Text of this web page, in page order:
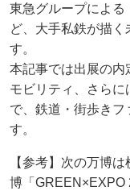
東急グループによる
ど、大手私鉄が描く
す。
本記事では出展の内
モビリティ、さらに
で、鉄道・街歩きフ
す。
【参考】次の万博
博「GREEN×EXPO